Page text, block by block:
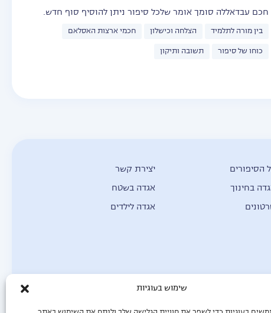
שימוש בעוגיות
חכם עבדאללה סומך אומר שלכל סיפור ניתן להוסיף סוף חדש.
בין מורה לתלמיד הצלחה וכישלון חכמי ארצות האסלאם
כוחו של סיפור תשובה ותיקון
הסיפורים
יצירת קשר
בחינוך
אגדה בשטח
אגדה לילדים